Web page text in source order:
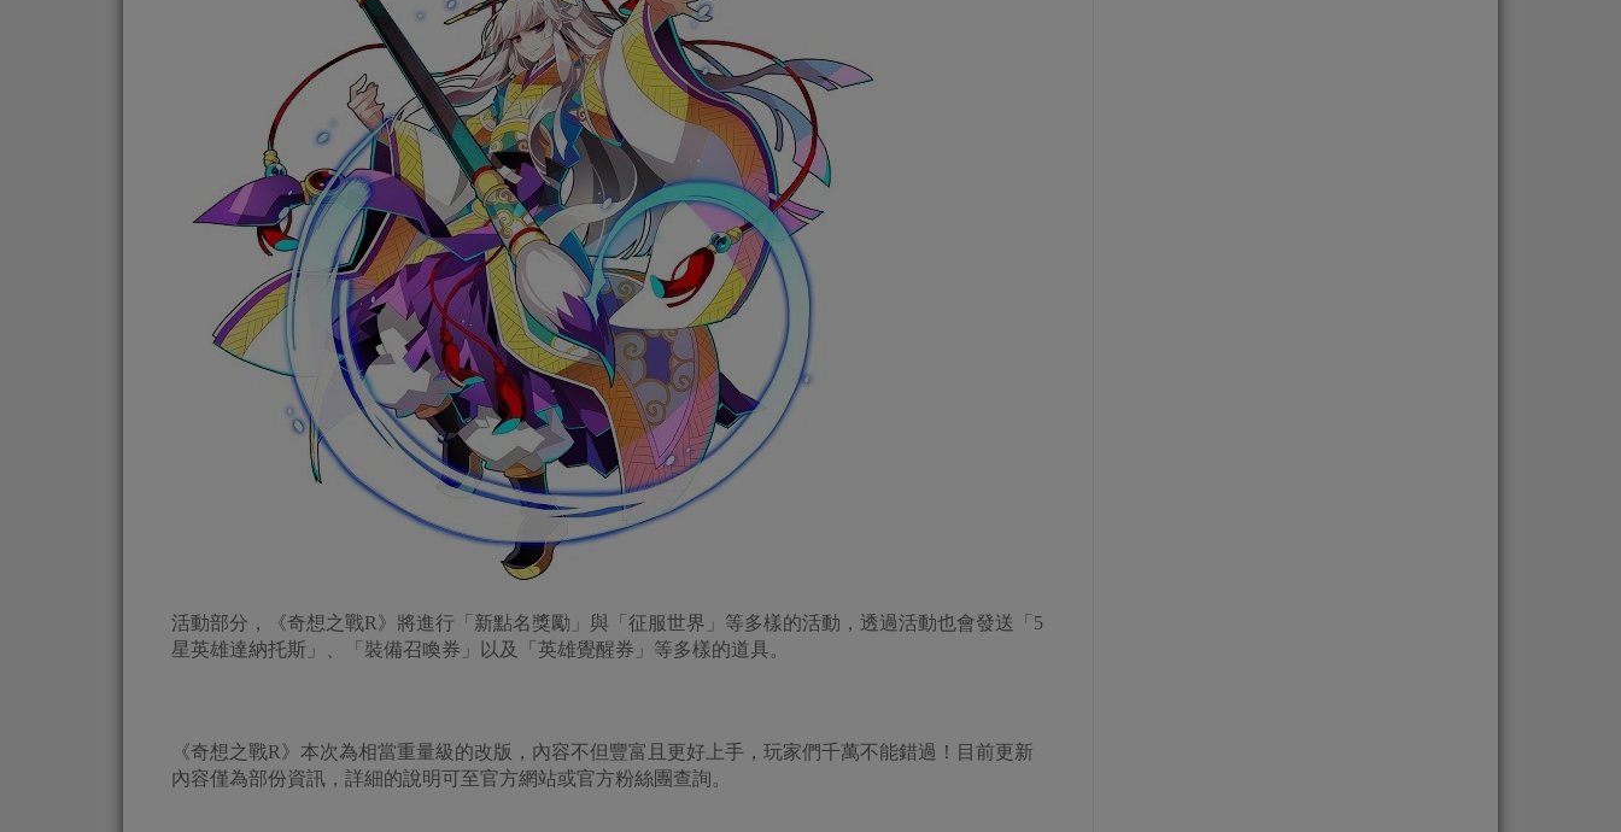
活動部分，《奇想之戰R》將進行「新點名獎勵」與「征服世界」等多樣的活動，透過活動也會發送「5
星英雄達納托斯」、「裝備召喚券」以及「英雄覺醒券」等多樣的道具。
《奇想之戰R》本次為相當重量級的改版，內容不但豐富且更好上手，玩家們千萬不能錯過！目前更新
內容僅為部份資訊，詳細的說明可至官方網站或官方粉絲團查詢。